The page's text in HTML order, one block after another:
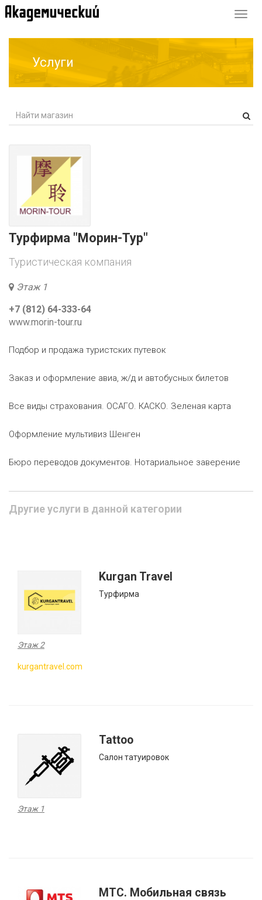
Услуги
Турфирма "Морин-Тур"
Туристическая компания
Этаж 1
+7 (812) 64-333-64
www.morin-tour.ru
Подбор и продажа туристских путевок
Заказ и оформление авиа, ж/д и автобусных билетов
Все виды страхования. ОСАГО. КАСКО. Зеленая карта
Оформление мультивиз Шенген
Бюро переводов документов. Нотариальное заверение
Другие услуги в данной категории
Kurgan Travel
Турфирма
Этаж 2
kurgantravel.com
Tattoo
Салон татуировок
Этаж 1
MTC. Мобильная связь